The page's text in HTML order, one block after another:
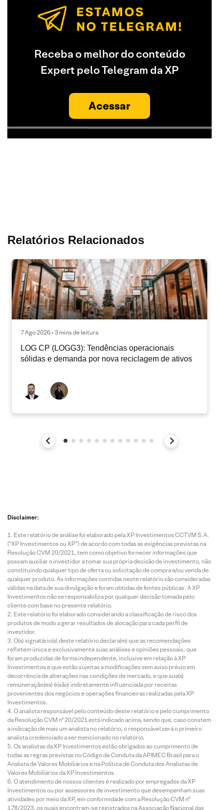
Receba o melhor do conteúdo
Expert pelo Telegram da XP
Acessar
Relatórios Relacionados
7 Ago 2026 • 3 mins de leitura
LOG CP (LOGG3): Tendências operacionais
sólidas e demanda por nova reciclagem de ativos
Disclaimer:
Este relatório de análise foi elaborado pela XP Investimentos CCTVM S.A.
(“XP Investimentos ou XP”) de acordo com todas as exigências previstas na
Resolução CVM 20/2021, tem como objetivo fornecer informações que
possam auxiliar o investidor a tomar sua própria decisão de investimento, não
constituindo qualquer tipo de oferta ou solicitação de compra e/ou venda de
qualquer produto. As informações contidas neste relatório são consideradas
válidas na data de sua divulgação e foram obtidas de fontes públicas. A XP
Investimentos não se responsabiliza por qualquer decisão tomada pelo
cliente com base no presente relatório.
Este relatório foi elaborado considerando a classificação de risco dos
produtos de modo a gerar resultados de alocação para cada perfil de
investidor.
O(s) signatário(s) deste relatório declara(m) que as recomendações
refletem única e exclusivamente suas análises e opiniões pessoais, que
foram produzidas de forma independente, inclusive em relação à XP
Investimentos e que estão sujeitas a modificações sem aviso prévio em
decorrência de alterações nas condições de mercado, e que sua(s)
remuneração(es) é(são) indiretamente influenciada por receitas
provenientes dos negócios e operações financeiras realizadas pela XP
Investimentos.
O analista responsável pelo conteúdo deste relatório e pelo cumprimento
da Resolução CVM nº 20/2021 está indicado acima, sendo que, caso constem
a indicação de mais um analista no relatório, o responsável será o primeiro
analista credenciado a ser mencionado no relatório.
Os analistas da XP Investimentos estão obrigados ao cumprimento de
todas as regras previstas no Código de Conduta da APIMEC Brasil para o
Analista de Valores Mobiliários e na Política de Conduta dos Analistas de
Valores Mobiliários da XP Investimentos.
O atendimento de nossos clientes é realizado por empregados da XP
Investimentos ou por assessores de investimento que desempenham suas
atividades por meio da XP, em conformidade com a Resolução CVM nº
178/2023, os quais encontram-se registrados na Associação Nacional das